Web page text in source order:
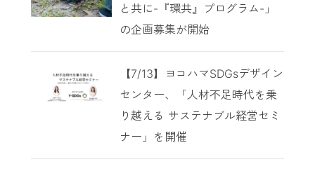
と共に-『環共』プログラム-」
の企画募集が開始
【7/13】ヨコハマSDGsデザイン
センター、「人材不足時代を乗
り越える サステナブル経営セミ
ナー」を開催